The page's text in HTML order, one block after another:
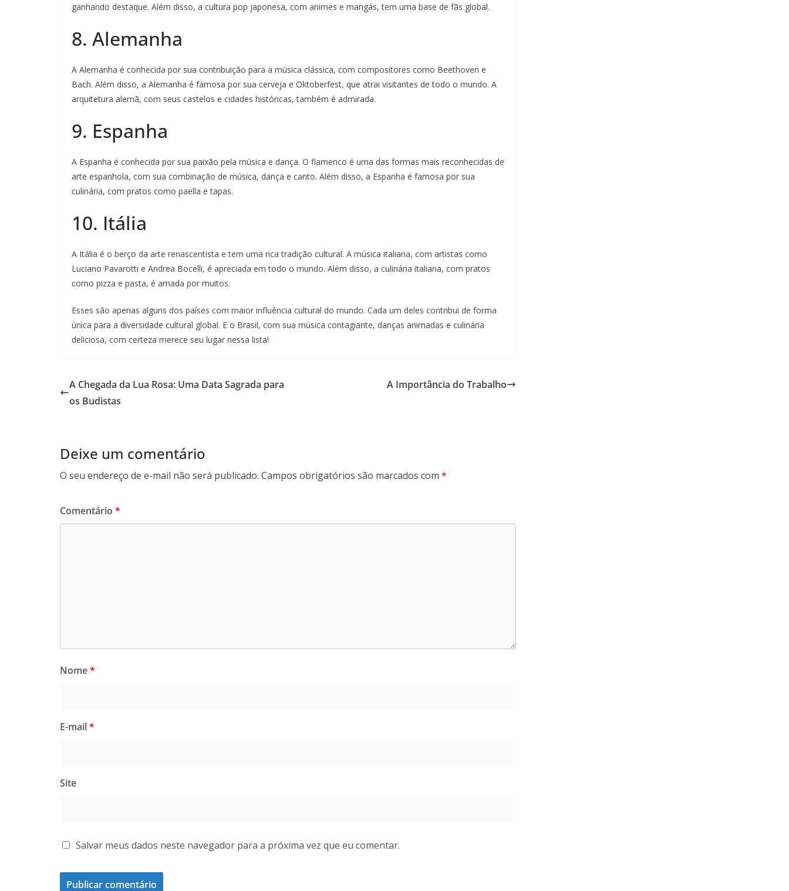
ganhando destaque. Além disso, a cultura pop japonesa, com animes e mangás, tem uma base de fãs global.
8. Alemanha
A Alemanha é conhecida por sua contribuição para a música clássica, com compositores como Beethoven e
Bach. Além disso, a Alemanha é famosa por sua cerveja e Oktoberfest, que atrai visitantes de todo o mundo. A
arquitetura alemã, com seus castelos e cidades históricas, também é admirada.
9. Espanha
A Espanha é conhecida por sua paixão pela música e dança. O flamenco é uma das formas mais reconhecidas de
arte espanhola, com sua combinação de música, dança e canto. Além disso, a Espanha é famosa por sua
culinária, com pratos como paella e tapas.
10. Itália
A Itália é o berço da arte renascentista e tem uma rica tradição cultural. A música italiana, com artistas como
Luciano Pavarotti e Andrea Bocelli, é apreciada em todo o mundo. Além disso, a culinária italiana, com pratos
como pizza e pasta, é amada por muitos.
Esses são apenas alguns dos países com maior influência cultural do mundo. Cada um deles contribui de forma
única para a diversidade cultural global. E o Brasil, com sua música contagiante, danças animadas e culinária
deliciosa, com certeza merece seu lugar nessa lista!
A Chegada da Lua Rosa: Uma Data Sagrada para
os Budistas
A Importância do Trabalho
Deixe um comentário
O seu endereço de e-mail não será publicado. Campos obrigatórios são marcados com *
Comentário *
Nome*
E-mail*
Site
Salvar meus dados neste navegador para a próxima vez que eu comentar.